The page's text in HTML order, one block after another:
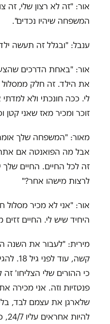
אור: "זה לא רצון שלי, זה
המשפחה שיהיו נכדים".
ענבל: "ובגלל זה תעשה
אור: "באחת הדרכים
את הילד. זה חלק
לי. ככה חונכתי ולא
זוכר ומכיר מאז שאני קטן
מאור: "המשפחה שלך
אבל מה הפואנטה אם
זה לכל החיים. החיים
לרצות מישהו אחר?"
אור: "אני לא מכיר מסלול
היחיד שיש לי. החיים
מירית: "לעבור את השנה
קשה,
כי ההורים שלי הצליחו' זה
פנטזיות וזה. אני מכירה
שלארגן את עצמם לבד,